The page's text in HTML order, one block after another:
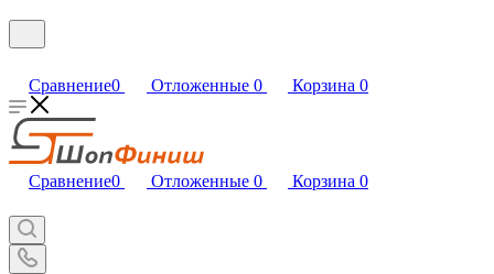
Сравнение0 Отложенные 0 Корзина 0
Сравнение0 Отложенные 0 Корзина 0